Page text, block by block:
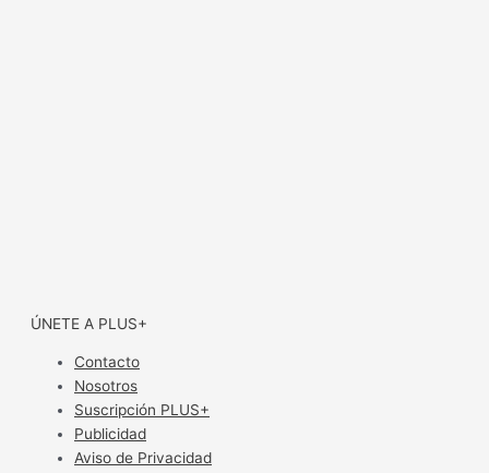
ÚNETE A PLUS+
Contacto
Nosotros
Suscripción PLUS+
Publicidad
Aviso de Privacidad